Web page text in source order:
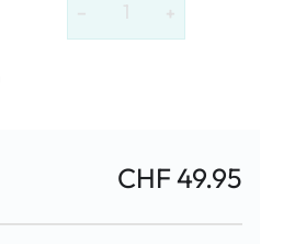
− +
CHF 49.95